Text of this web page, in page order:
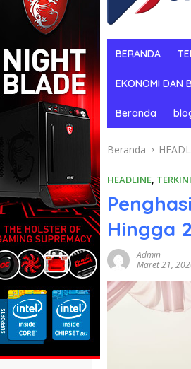
BERANDA
EKONOMI DAN
Beranda
Beranda
HEADLINE, TERKINI
Hingga
Admin
Maret 21,